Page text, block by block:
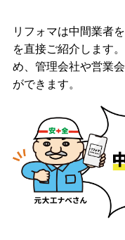
リフォマは中間業者
を直接ご紹介します
め、管理会社や営業
ができます。